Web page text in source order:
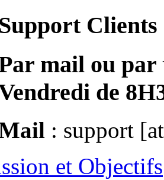
Support Clients
mail ou par
de
: support
et Objectifs